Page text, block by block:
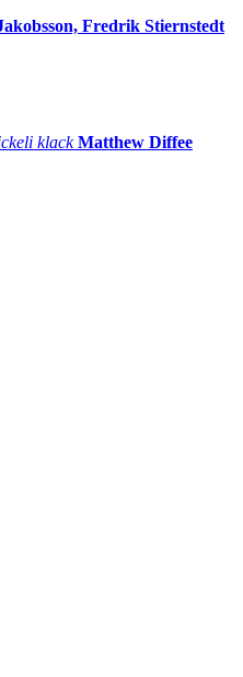
Fredrik Stiernstedt
klack Matthew Diffee